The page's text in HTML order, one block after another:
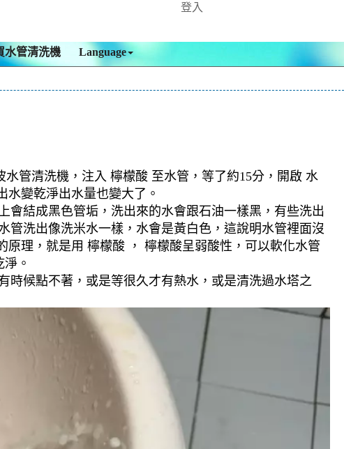
登入
水管清洗機 Language
管清洗機，注入 檸檬酸 至水管，等了約15分，開啟 水
變乾淨出水量也變大了。
會結成黑色管垢，洗出來的水會跟石油一樣黑，有些洗出
洗出像洗米水一樣，水會是黃白色，這說明水管裡面沒
理，就是用 檸檬酸 ， 檸檬酸呈弱酸性，可以軟化水管
。
時候點不著，或是等很久才有熱水，或是清洗過水塔之